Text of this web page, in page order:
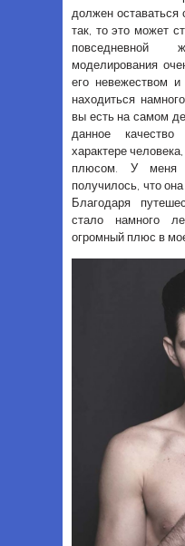
должен оставаться
так, то это может
моделирования
его невежеством
находиться
вы есть на самом
данное
характере
плюсом. У меня
получилось, что
Благодаря
стало намного
огромный плюс в